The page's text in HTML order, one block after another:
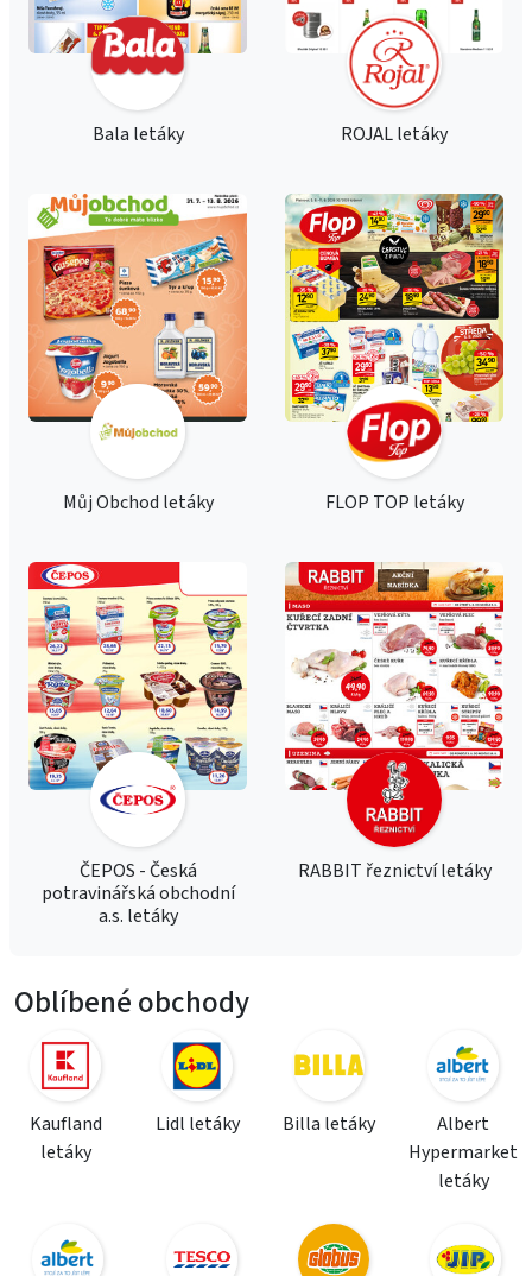
Bala letáky ROJAL letáky
Můj Obchod letáky FLOP TOP letáky
ČEPOS - Česká
potravinářská obchodní
a.s. letáky
RABBIT řeznictví letáky
Oblíbené obchody
Kaufland
letáky
Lidl letáky Billa letáky
Albert
Hypermarket
letáky